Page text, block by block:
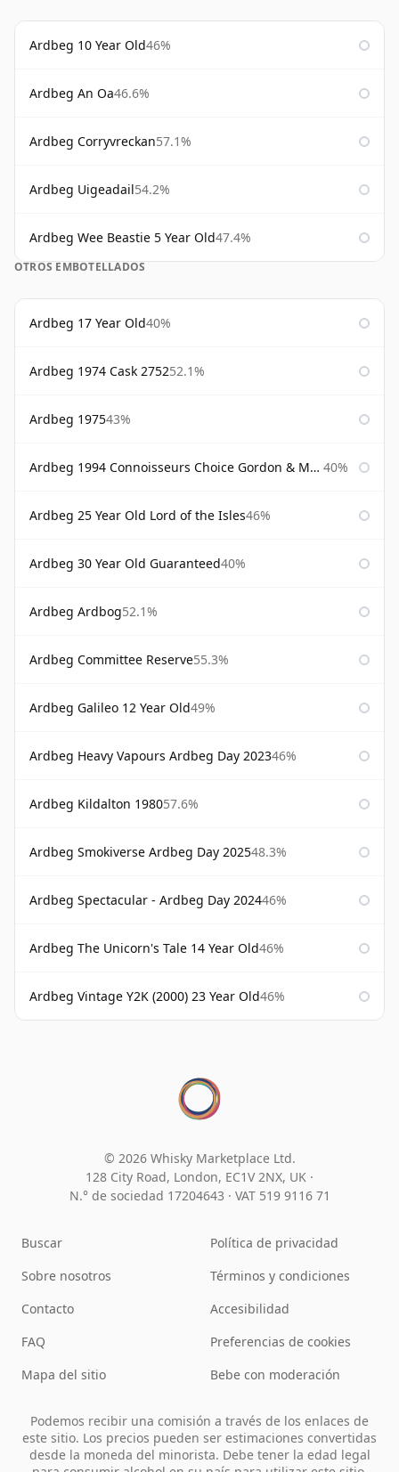
Ardbeg 10 Year Old46%
Ardbeg An Oa46.6%
Ardbeg Corryvreckan57.1%
Ardbeg Uigeadail54.2%
Ardbeg Wee Beastie 5 Year Old47.4%
OTROS EMBOTELLADOS
Ardbeg 17 Year Old40%
Ardbeg 1974 Cask 275252.1%
Ardbeg 197543%
Ardbeg 1994 Connoisseurs Choice Gordon & Macphail 40%
Ardbeg 25 Year Old Lord of the Isles46%
Ardbeg 30 Year Old Guaranteed40%
Ardbeg Ardbog52.1%
Ardbeg Committee Reserve55.3%
Ardbeg Galileo 12 Year Old49%
Ardbeg Heavy Vapours Ardbeg Day 202346%
Ardbeg Kildalton 198057.6%
Ardbeg Smokiverse Ardbeg Day 202548.3%
Ardbeg Spectacular - Ardbeg Day 202446%
Ardbeg The Unicorn's Tale 14 Year Old46%
Ardbeg Vintage Y2K (2000) 23 Year Old46%
© 2026 Whisky Marketplace Ltd.
128 City Road, London, EC1V 2NX, UK ·
N.° de sociedad 17204643 · VAT 519 9116 71
Buscar
Sobre nosotros
Contacto
FAQ
Mapa del sitio
Política de privacidad
Términos y condiciones
Accesibilidad
Preferencias de cookies
Bebe con moderación
Podemos recibir una comisión a través de los enlaces de
este sitio. Los precios pueden ser estimaciones convertidas
desde la moneda del minorista. Debe tener la edad legal